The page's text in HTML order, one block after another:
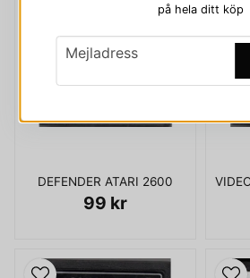
DEFENDER ATARI 2600
99 kr
på hela ditt köp
email
Mejladress